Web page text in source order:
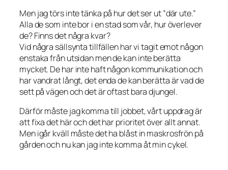
Men jag törs inte tänka på hur det ser ut ”där ute.”
Alla de som inte bor i en stad som vår, hur överlever
de? Finns det några kvar?
Vid några sällsynta tillfällen har vi tagit emot någon
enstaka från utsidan men de kan inte berätta
mycket. De har inte haft någon kommunikation och
har vandrat långt, det enda de kan berätta är vad de
sett på vägen och det är oftast bara djungel.
Därför måste jag komma till jobbet, vårt uppdrag är
att fixa det här och det har prioritet över allt annat.
Men igår kväll måste det ha blåst in maskrosfrön på
gården och nu kan jag inte komma åt min cykel.